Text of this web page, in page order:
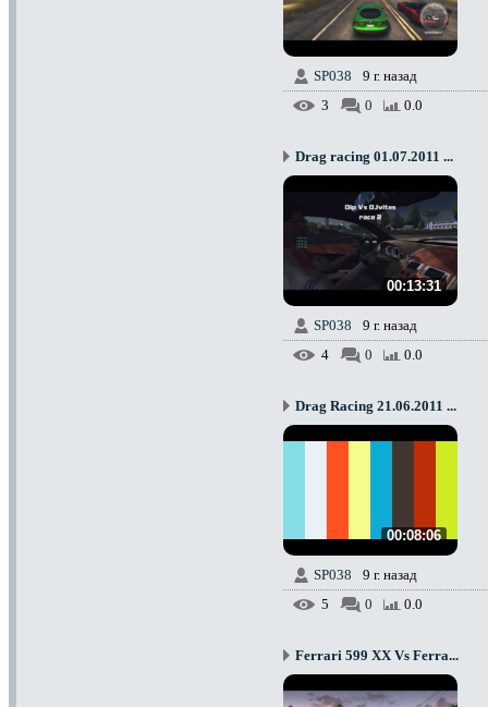
SP038
9 г. назад
3
0 0.0
Drag racing 01.07.2011 ...
00:13:31
SP038
9 г. назад
4
0 0.0
Drag Racing 21.06.2011 ...
00:08:06
SP038
9 г. назад
5
0 0.0
Ferrari 599 XX Vs Ferra...